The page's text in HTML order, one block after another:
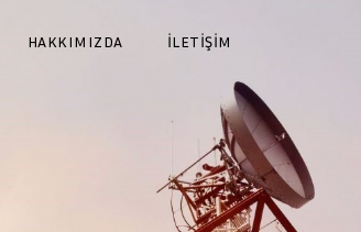
HAKKIMIZDA İLETİŞİM